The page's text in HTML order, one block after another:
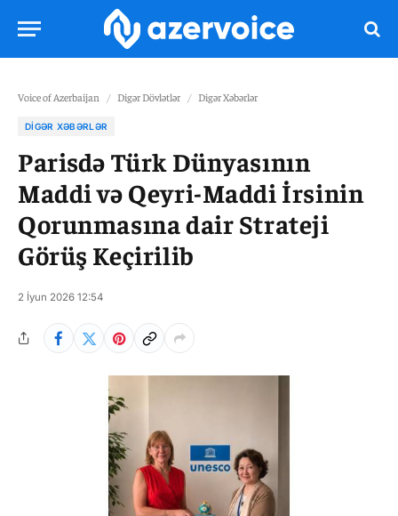
Voice of Azerbaijan / Digər Dövlətlər / Digər Xəbərlər
DIGƏR XƏBƏRLƏR
Parisdə Türk Dünyasının
Maddi və Qeyri-Maddi İrsinin
Qorunmasına dair Strateji
Görüş Keçirilib
2 İyun 2026 12:54